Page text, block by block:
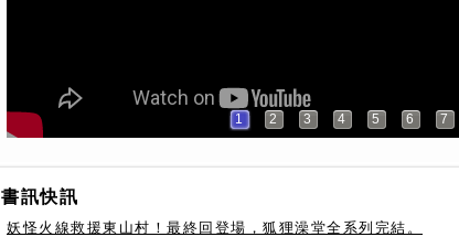
1 2 3 4 5 6 7
書訊快訊
妖怪火線救援東山村！最終回登場，狐狸澡堂全系列完結。